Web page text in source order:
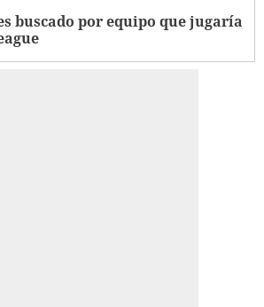
buscado por equipo que jugaría